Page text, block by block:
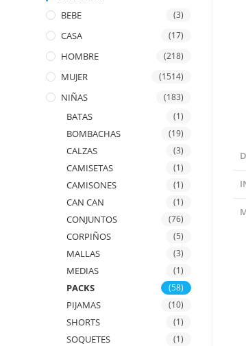
BEBE
(3)
CASA (17)
HOMBRE (218)
MUJER (1514)
NIÑAS (183)
BATAS (1)
BOMBACHAS (19)
CALZAS (3)
CAMISETAS (1)
CAMISONES (1)
CAN CAN (1)
CONJUNTOS (76)
CORPIÑOS (5)
MALLAS (3)
MEDIAS (1)
PACKS (58)
PIJAMAS (10)
SHORTS (1)
SOQUETES (1)